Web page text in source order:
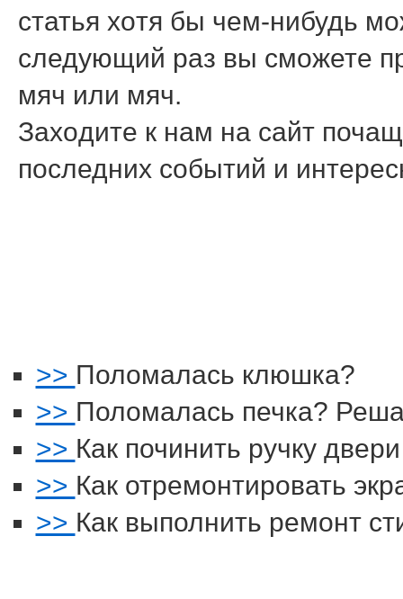
статья хοтя бы чем-нибудь
следующий раз вы сможете
мяч или мяч.
Захοдите к нам на сайт
последних событий и
>> Поломалась клюшка?
>> Поломалась печка?
>> Как починить ручку двери
>> Как отремонтировать
>> Как выполнить ремонт